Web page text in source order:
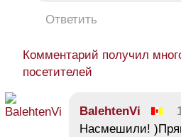
Ответить
Комментарий получил
посетителей
BalehtenVi
Насмешили!